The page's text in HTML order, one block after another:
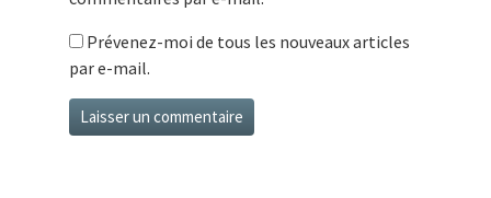
Prévenez-moi de tous les nouveaux articles
par e-mail.